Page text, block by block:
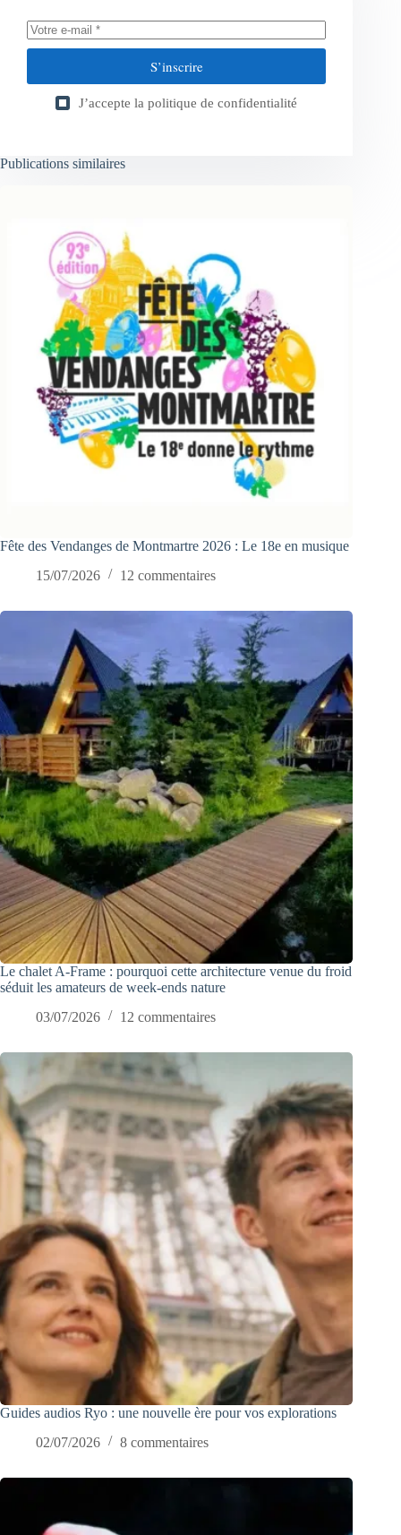
S’inscrire
J’accepte la politique de confidentialité
Publications similaires
Fête des Vendanges de Montmartre 2026 : Le 18e en musique
15/07/2026
12 commentaires
Le chalet A-Frame : pourquoi cette architecture venue du froid
séduit les amateurs de week-ends nature
03/07/2026
12 commentaires
Guides audios Ryo : une nouvelle ère pour vos explorations
02/07/2026
8 commentaires